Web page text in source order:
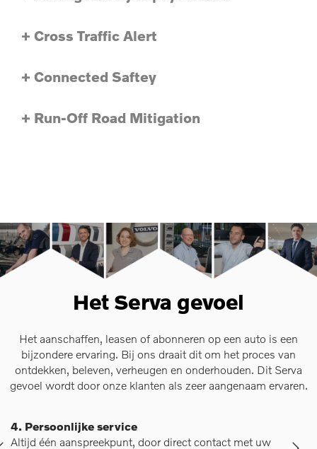
+ Cross Traffic Alert
+ Connected Saftey
+ Run-Off Road Mitigation
Het Serva gevoel
Het aanschaffen, leasen of abonneren op een auto is een
bijzondere ervaring. Bij ons draait dit om het proces van
ontdekken, beleven, verheugen en onderhouden. Dit Serva
gevoel wordt door onze klanten als zeer aangenaam ervaren.
5. Kennis van zaken
Van werkplaats tot showroom, het is de kennis van zaken